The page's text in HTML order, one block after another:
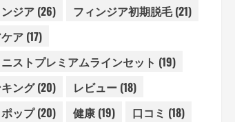
ジア(26) フィンジア初期脱毛(21)
ア(17)
ストプレミアムラインセット (19)
ング(20) レビュー(18)
ップ(20) 健康(19) 口コミ (18)